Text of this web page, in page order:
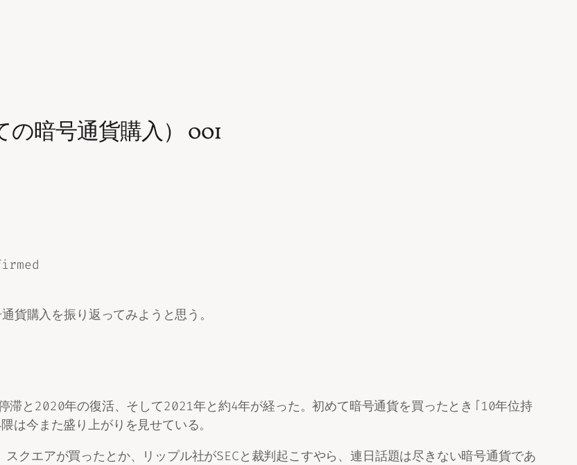
暗号通貨購入） 001
貨購入を振り返ってみようと思う。
と2020年の復活、そして2021年と約4年が経った。初めて暗号通貨を買ったとき「10年位持
は今また盛り上がりを見せている。
クエアが買ったとか、リップル社がSECと裁判起こすやら、連日話題は尽きない暗号通貨であ